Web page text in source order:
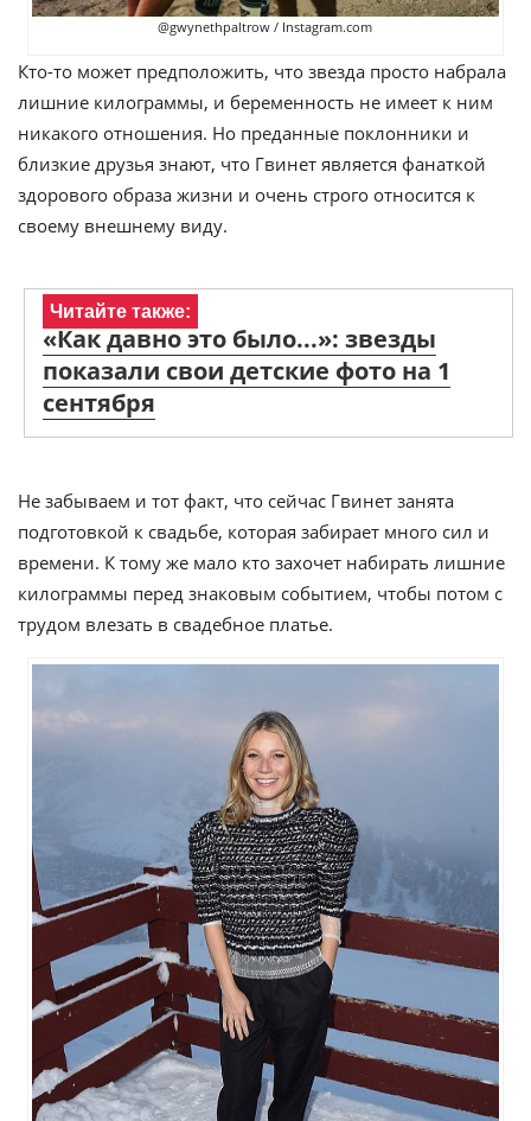
@gwynethpaltrow / Instagram.com
Кто-то может предположить, что звезда просто набрала
лишние килограммы, и беременность не имеет к ним
никакого отношения. Но преданные поклонники и
близкие друзья знают, что Гвинет является фанаткой
здорового образа жизни и очень строго относится к
своему внешнему виду.
Читайте также:
«Как давно это было...»: звезды
показали свои детские фото на 1
сентября
Не забываем и тот факт, что сейчас Гвинет занята
подготовкой к свадьбе, которая забирает много сил и
времени. К тому же мало кто захочет набирать лишние
килограммы перед знаковым событием, чтобы потом с
трудом влезать в свадебное платье.